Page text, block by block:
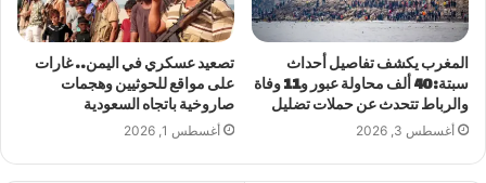
المغرب يكشف تفاصيل أحداث
سبتة: 40 ألف محاولة عبور و11 وفاة
والرباط تتحدث عن حملات تضليل
أغسطس 3, 2026
تصعيد عسكري في اليمن.. غارات
على مواقع للحوثيين وهجمات
صاروخية باتجاه السعودية
أغسطس 1, 2026